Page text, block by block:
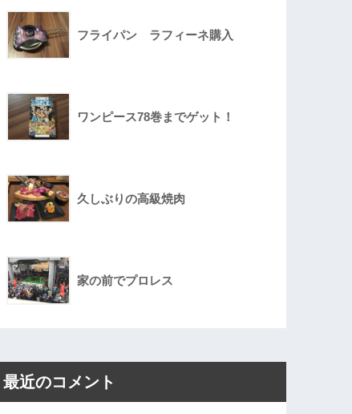
フライパン ラフィーネ購入
ワンピース78巻までゲット！
久しぶりの高級焼肉
家の前でプロレス
最近のコメント